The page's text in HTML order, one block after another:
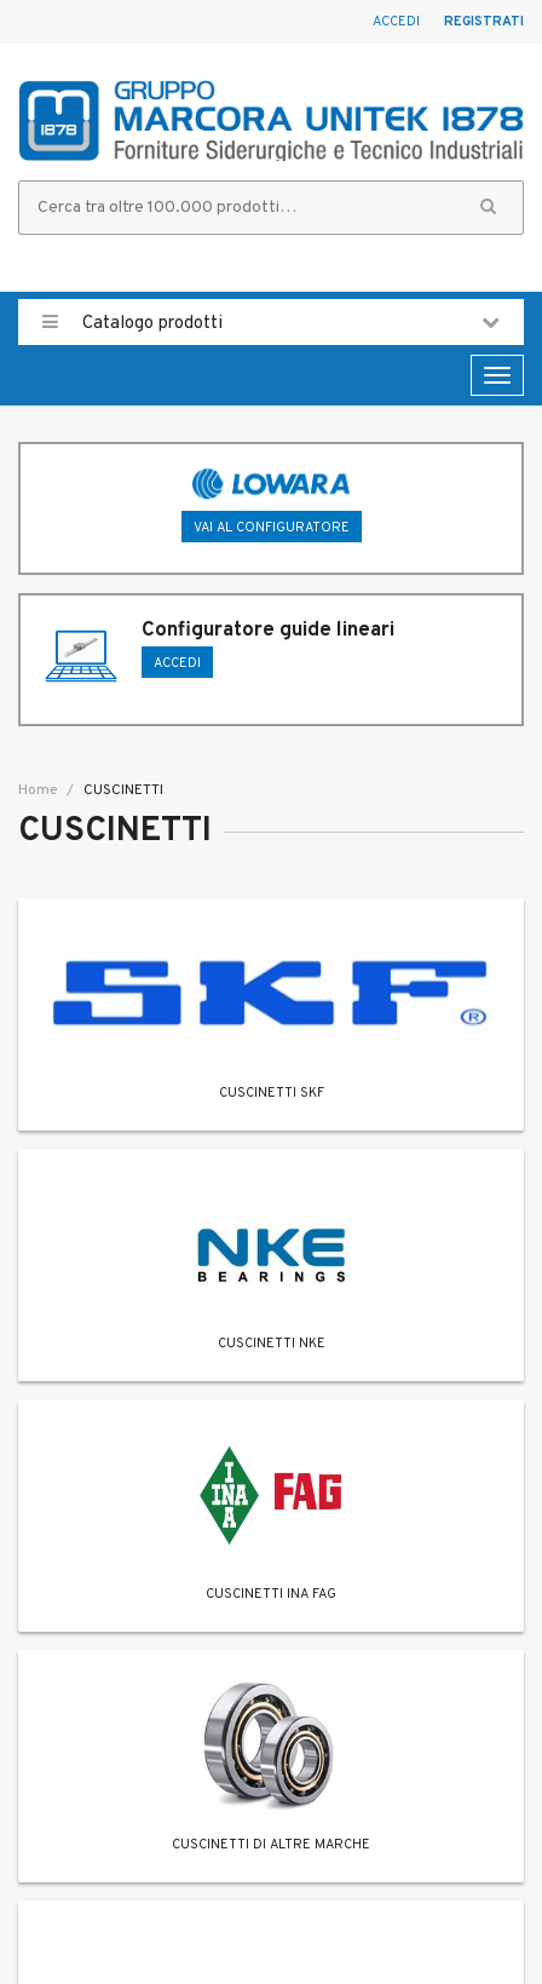
REGISTRATI
ACCEDI
Catalogo prodotti
VAI AL CONFIGURATORE
Configuratore guide lineari
ACCEDI
Home CUSCINETTI
CUSCINETTI
CUSCINETTI SKF
CUSCINETTI NKE
CUSCINETTI INA FAG
CUSCINETTI DI ALTRE MARCHE